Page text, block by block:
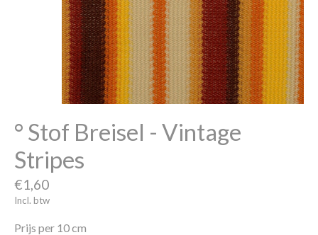
° Stof Breisel - Vintage
Stripes
€1,60
Incl. btw
Prijs per 10 cm